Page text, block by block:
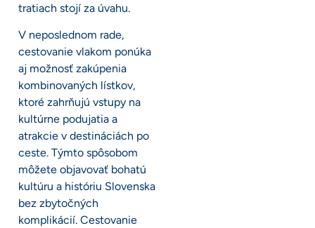
tratiach stojí za úvahu.
V neposlednom rade,
cestovanie vlakom ponúka
aj možnosť zakúpenia
kombinovaných lístkov,
ktoré zahrňujú vstupy na
kultúrne podujatia a
atrakcie v destináciách po
ceste. Týmto spôsobom
môžete objavovať bohatú
kultúru a históriu Slovenska
bez zbytočných
komplikácií. Cestovanie